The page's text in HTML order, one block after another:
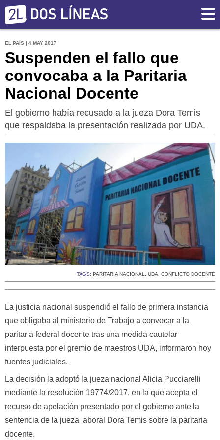
EL PAÍS | 4 MAY 2017
Suspenden el fallo que
convocaba a la Paritaria
Nacional Docente
El gobierno había recusado a la jueza Dora Temis
que respaldaba la presentación realizada por UDA.
TAGS: PARITARIA NACIONAL, UDA, CONFLICTO DOCENTE
La justicia nacional suspendió el fallo de primera instancia
que obligaba al ministerio de Trabajo a convocar a la
paritaria federal docente tras una medida cautelar
interpuesta por el gremio de maestros UDA, informaron hoy
fuentes judiciales.
La decisión la adoptó la jueza nacional Alicia Pucciarelli
mediante la resolución 19774/2017, en la que acepta el
recurso de apelación presentado por el gobierno ante la
sentencia de la jueza laboral Dora Temis sobre la paritaria
docente.